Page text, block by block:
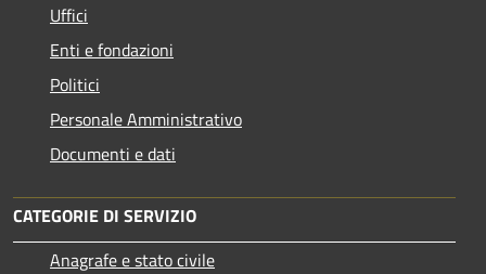
Uffici
Enti e fondazioni
Politici
Personale Amministrativo
Documenti e dati
CATEGORIE DI SERVIZIO
Anagrafe e stato civile